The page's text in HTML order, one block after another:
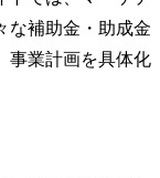
な補助金・助成金
事業計画を具体化